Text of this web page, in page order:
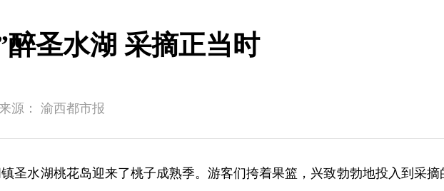
醉圣水湖 采摘正当时
来源： 渝西都市报
圣水湖桃花岛迎来了桃子成熟季。游客们挎着果篮，兴致勃勃地投入到采摘